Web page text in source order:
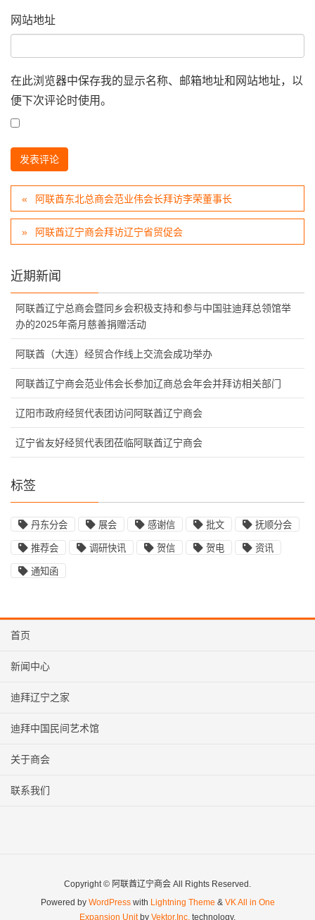
网站地址
在此浏览器中保存我的显示名称、邮箱地址和网站地址，以
便下次评论时使用。
阿联酋东北总商会范业伟会长拜访李荣董事长
阿联酋辽宁商会拜访辽宁省贸促会
近期新闻
阿联酋辽宁总商会暨同乡会积极支持和参与中国驻迪拜总领馆举
办的2025年斋月慈善捐赠活动
阿联酋（大连）经贸合作线上交流会成功举办
阿联酋辽宁商会范业伟会长参加辽商总会年会并拜访相关部门
辽阳市政府经贸代表团访问阿联酋辽宁商会
辽宁省友好经贸代表团莅临阿联酋辽宁商会
标签
丹东分会 展会 感谢信 批文 抚顺分会
推荐会 调研快讯 贺信 贺电 资讯
通知函
首页
新闻中心
迪拜辽宁之家
迪拜中国民间艺术馆
关于商会
联系我们
Copyright © 阿联酋辽宁商会 All Rights Reserved.
Powered by WordPresswith Lightning Theme & VK All in One
Expansion Unitby Vektor,Inc. technology.